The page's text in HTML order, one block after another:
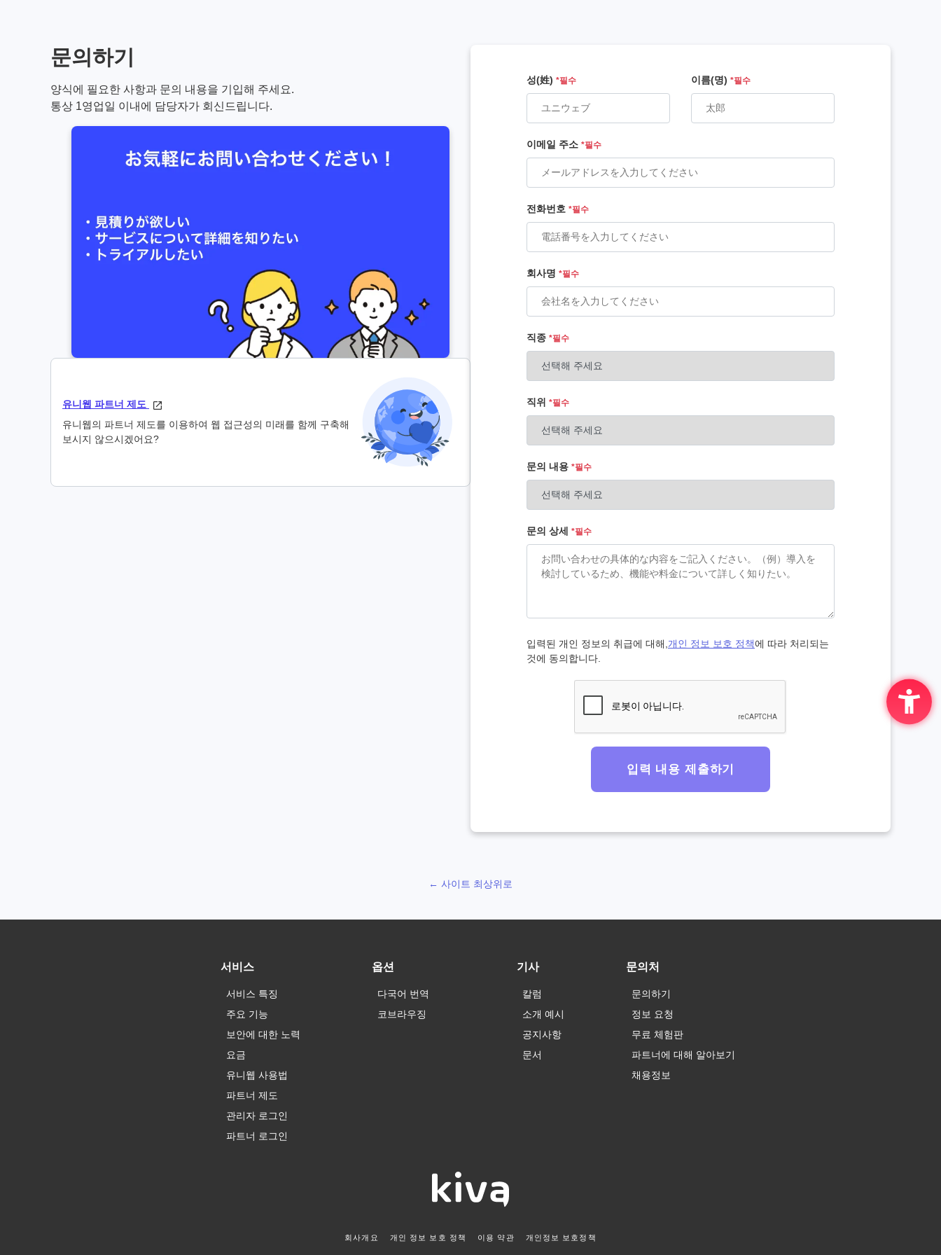
문의하기
양식에 필요한 사항과 문의 내용을 기입해 주세요.
통상 1영업일 이내에 담당자가 회신드립니다.
유니웹 파트너 제도
유니웹의 파트너 제도를 이용하여 웹 접근성의 미래를 함께 구축해
보시지 않으시겠어요?
성(姓) *필수 이름(명) *필수
이메일 주소 *필수
전화번호 *필수
회사명 *필수
직종 *필수
직위 *필수
문의 내용 *필수
문의 상세 *필수
입력된 개인 정보의 취급에 대해, 개인 정보 보호 정책에 따라 처리되는
것에 동의합니다.
입력 내용 제출하기
← 사이트 최상위로
서비스
서비스 특징
주요 기능
보안에 대한 노력
요금
유니웹 사용법
파트너 제도
관리자 로그인
파트너 로그인
옵션
다국어 번역
코브라우징
기사
칼럼
소개 예시
공지사항
문서
문의처
문의하기
정보 요청
무료 체험판
파트너에 대해 알아보기
채용정보
회사개요 개인 정보 보호 정책 이용 약관 개인정보 보호정책